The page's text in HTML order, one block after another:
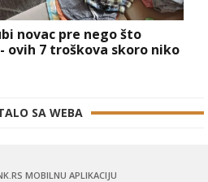
novac pre nego što
ovih 7 troškova skoro niko
SA WEBA
MOBILNU APLIKACIJU